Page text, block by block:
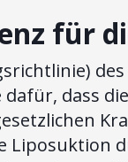
für
dass
Liposuktion